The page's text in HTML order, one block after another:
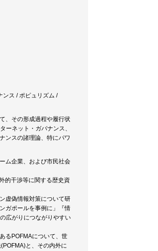
ンス / ポピュリズム /
、その形成過程や履行状
ネット・ガバナンス、
ンスの諸理論、特にパワ
ム企業、および市民社会
的干渉等に関する歴史資
虚偽情報対策について研
ガポールを事例に」『情
広がりにつながりやすい
るPOFMAについて、世
と、その内外に